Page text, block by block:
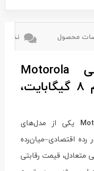
محصول نظرات
فروش عمده گوشی Motorola
Moto G35 5G | رم 8 گیگابایت،
یکی از مدل‌های
رده اقتصادی–میان‌رده
قیمت رقابتی